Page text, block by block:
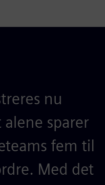
nu
sparer
fem til
Med det